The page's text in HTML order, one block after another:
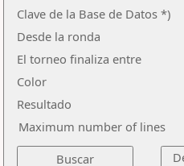
Clave de la Base de Datos *)
Desde la ronda
El torneo finaliza entre
Color
Resultado
Maximum number of lines